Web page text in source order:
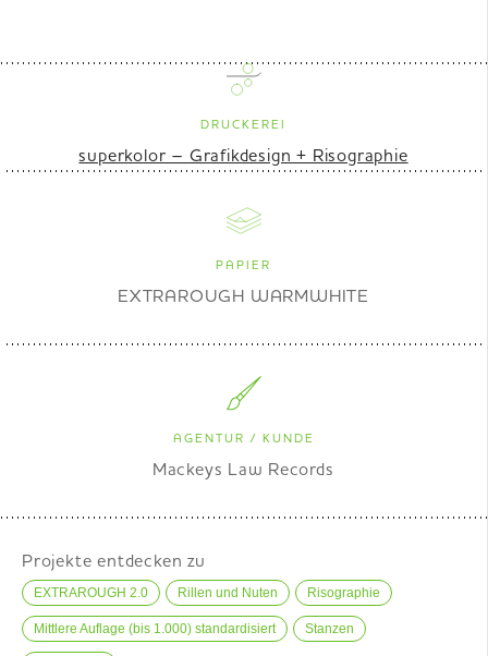
DRUCKEREI
superkolor – Grafikdesign + Risographie
PAPIER
EXTRAROUGH WARMWHITE
AGENTUR / KUNDE
Mackeys Law Records
Projekte entdecken zu
EXTRAROUGH 2.0 Rillen und Nuten Risographie
Mittlere Auflage (bis 1.000) standardisiert Stanzen